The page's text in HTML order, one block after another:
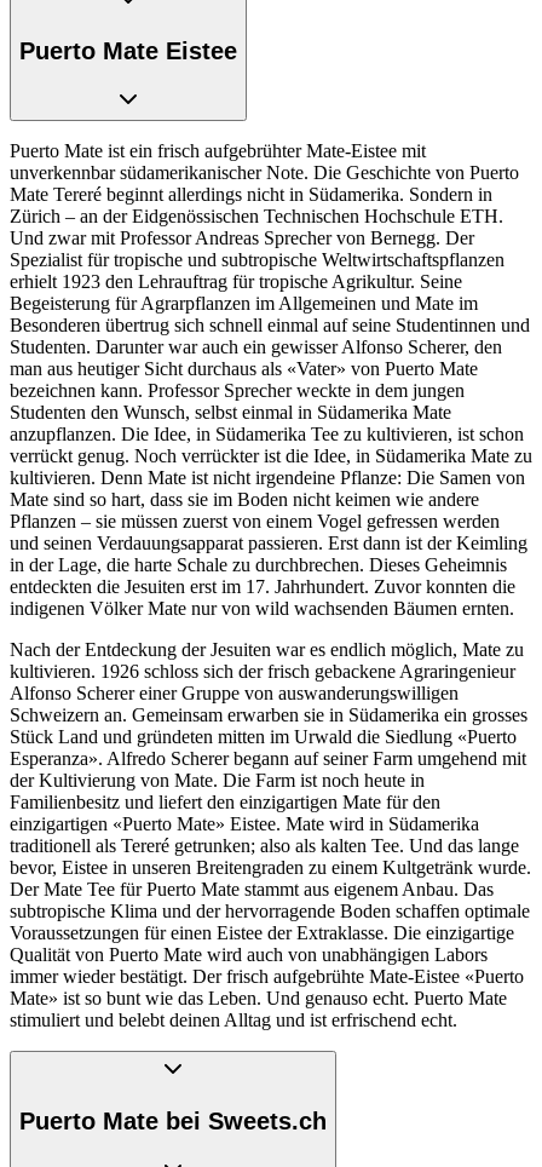
Puerto Mate Eistee
Puerto Mate ist ein frisch aufgebrühter Mate-Eistee mit
unverkennbar südamerikanischer Note. Die Geschichte von Puerto
Mate Tereré beginnt allerdings nicht in Südamerika. Sondern in
Zürich – an der Eidgenössischen Technischen Hochschule ETH.
Und zwar mit Professor Andreas Sprecher von Bernegg. Der
Spezialist für tropische und subtropische Weltwirtschaftspflanzen
erhielt 1923 den Lehrauftrag für tropische Agrikultur. Seine
Begeisterung für Agrarpflanzen im Allgemeinen und Mate im
Besonderen übertrug sich schnell einmal auf seine Studentinnen und
Studenten. Darunter war auch ein gewisser Alfonso Scherer, den
man aus heutiger Sicht durchaus als «Vater» von Puerto Mate
bezeichnen kann. Professor Sprecher weckte in dem jungen
Studenten den Wunsch, selbst einmal in Südamerika Mate
anzupflanzen. Die Idee, in Südamerika Tee zu kultivieren, ist schon
verrückt genug. Noch verrückter ist die Idee, in Südamerika Mate zu
kultivieren. Denn Mate ist nicht irgendeine Pflanze: Die Samen von
Mate sind so hart, dass sie im Boden nicht keimen wie andere
Pflanzen – sie müssen zuerst von einem Vogel gefressen werden
und seinen Verdauungsapparat passieren. Erst dann ist der Keimling
in der Lage, die harte Schale zu durchbrechen. Dieses Geheimnis
entdeckten die Jesuiten erst im 17. Jahrhundert. Zuvor konnten die
indigenen Völker Mate nur von wild wachsenden Bäumen ernten.
Nach der Entdeckung der Jesuiten war es endlich möglich, Mate zu
kultivieren. 1926 schloss sich der frisch gebackene Agraringenieur
Alfonso Scherer einer Gruppe von auswanderungswilligen
Schweizern an. Gemeinsam erwarben sie in Südamerika ein grosses
Stück Land und gründeten mitten im Urwald die Siedlung «Puerto
Esperanza». Alfredo Scherer begann auf seiner Farm umgehend mit
der Kultivierung von Mate. Die Farm ist noch heute in
Familienbesitz und liefert den einzigartigen Mate für den
einzigartigen «Puerto Mate» Eistee. Mate wird in Südamerika
traditionell als Tereré getrunken; also als kalten Tee. Und das lange
bevor, Eistee in unseren Breitengraden zu einem Kultgetränk wurde.
Der Mate Tee für Puerto Mate stammt aus eigenem Anbau. Das
subtropische Klima und der hervorragende Boden schaffen optimale
Voraussetzungen für einen Eistee der Extraklasse. Die einzigartige
Qualität von Puerto Mate wird auch von unabhängigen Labors
immer wieder bestätigt. Der frisch aufgebrühte Mate-Eistee «Puerto
Mate» ist so bunt wie das Leben. Und genauso echt. Puerto Mate
stimuliert und belebt deinen Alltag und ist erfrischend echt.
Puerto Mate bei Sweets.ch